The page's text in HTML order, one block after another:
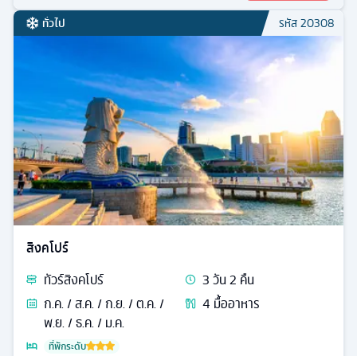
ทั่วไป รหัส20308
สิงคโปร์
ทัวร์สิงคโปร์ 3วัน2 คืน
ก.ค. / ส.ค. / ก.ย. / ต.ค. /
พ.ย. / ธ.ค. / ม.ค.
4 มื้ออาหาร
ที่พักระดับ